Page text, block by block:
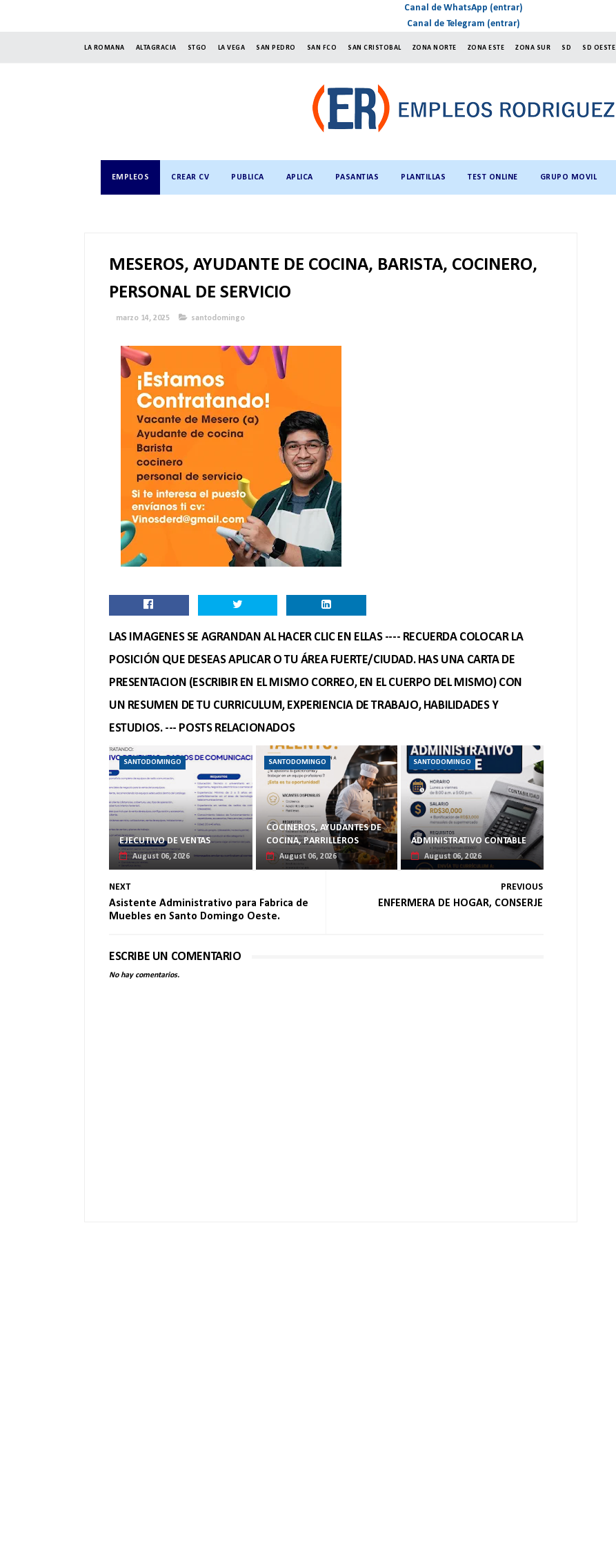
Canal de WhatsApp (entrar)
Canal de Telegram (entrar)
LA ROMANA ALTAGRACIA STGO LA VEGA SAN PEDRO SAN FCO SAN CRISTOBAL ZONA NORTE ZONA ESTE ZONA SUR SD SD OESTE
EMPLEOS CREAR CV PUBLICA APLICA PASANTIAS PLANTILLAS TEST ONLINE GRUPO MOVIL
MESEROS, AYUDANTE DE COCINA, BARISTA, COCINERO,
PERSONAL DE SERVICIO
marzo 14, 2025 santodomingo
LAS IMAGENES SE AGRANDAN AL HACER CLIC EN ELLAS ---- RECUERDA COLOCAR LA
POSICIÓN QUE DESEAS APLICAR O TU ÁREA FUERTE/CIUDAD. HAS UNA CARTA DE
PRESENTACION (ESCRIBIR EN EL MISMO CORREO, EN EL CUERPO DEL MISMO) CON
UN RESUMEN DE TU CURRICULUM, EXPERIENCIA DE TRABAJO, HABILIDADES Y
ESTUDIOS. --- POSTS RELACIONADOS
SANTODOMINGO
EJECUTIVO DE VENTAS
August 06, 2026
SANTODOMINGO
COCINEROS, AYUDANTES DE
COCINA, PARRILLEROS
August 06, 2026
SANTODOMINGO
ADMINISTRATIVO CONTABLE
August 06, 2026
NEXT
Asistente Administrativo para Fabrica de
Muebles en Santo Domingo Oeste.
PREVIOUS
ENFERMERA DE HOGAR, CONSERJE
ESCRIBE UN COMENTARIO
No hay comentarios.